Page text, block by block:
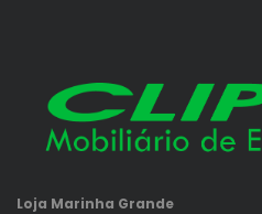
Loja Marinha Grande